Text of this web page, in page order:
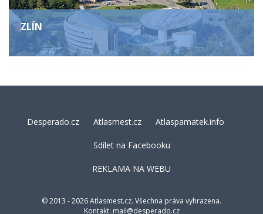
ZLÍN
Desperado.cz Atlasmest.cz Atlaspamatek.info
Sdílet na Facebooku
REKLAMA NA WEBU
© 2013 - 2026 Atlasmest.cz. Všechna práva vyhrazena.
Kontakt: mail@desperado.cz